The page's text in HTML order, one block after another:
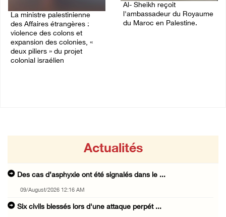
La ministre palestinienne
des Affaires étrangères :
violence des colons et
expansion des colonies, «
deux piliers » du projet
colonial israélien
Al- Sheikh reçoit
l'ambassadeur du Royaume
du Maroc en Palestine.
Actualités
Des cas d’asphyxie ont été signalés dans le ...
09/August/2026 12:16 AM
Six civils blessés lors d'une attaque perpét ...